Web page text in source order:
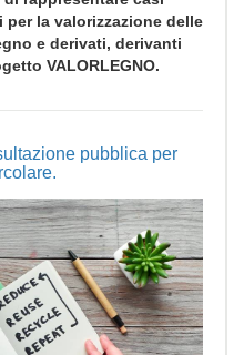
la valorizzazione delle
e derivati, derivanti
VALORLEGNO.
pubblica per